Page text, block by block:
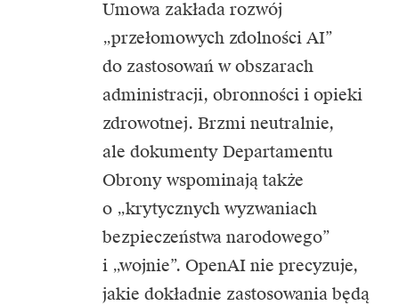
Umowa zakłada rozwój
„przełomowych zdolności AI”
do zastosowań w obszarach
administracji, obronności i opieki
zdrowotnej. Brzmi neutralnie,
ale dokumenty Departamentu
Obrony wspominają także
o „krytycznych wyzwaniach
bezpieczeństwa narodowego”
i „wojnie”. OpenAI nie precyzuje,
jakie dokładnie zastosowania będą